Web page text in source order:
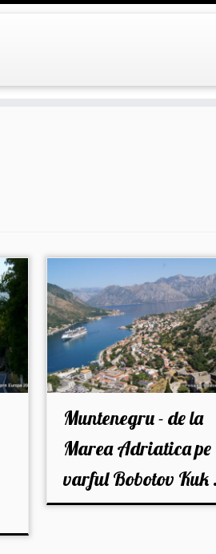
Muntenegru - de la
Marea Adriatica pe
varful Bobotov Kuk